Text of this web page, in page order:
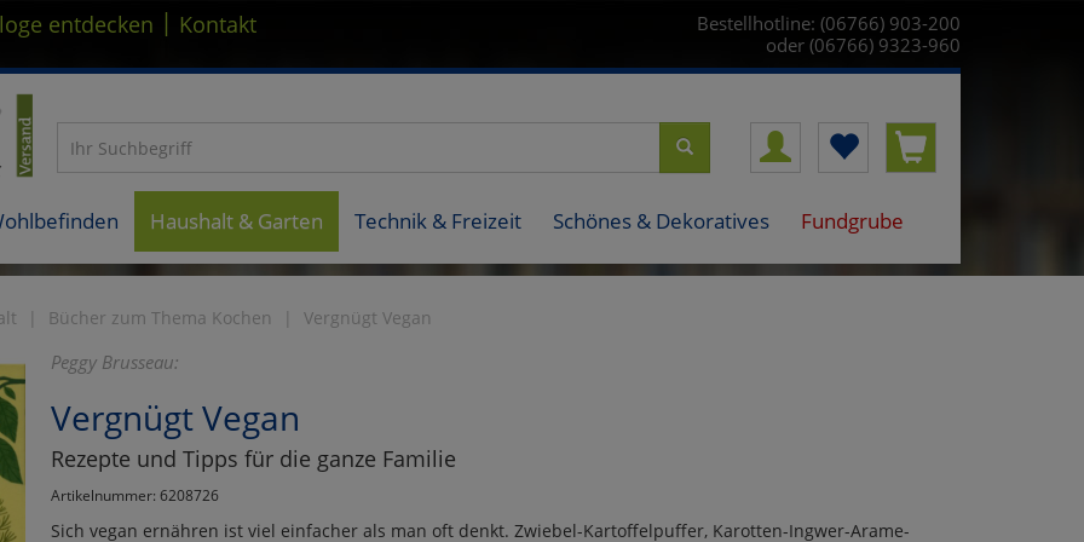
entdecken | Kontakt
Bestellhotline: (06766) 903-200
oder (06766) 9323-960
Haushalt & Garten Technik & Freizeit Schönes & Dekoratives Fundgrube
Bücher zum Thema Kochen Vergnügt Vegan
Peggy Brusseau:
Vergnügt Vegan
Rezepte und Tipps für die ganze Familie
Artikelnummer: 6208726
Sich vegan ernähren ist viel einfacher als man oft denkt. Zwiebel-Kartoffelpuffer, Karotten-Ingwer-Arame-